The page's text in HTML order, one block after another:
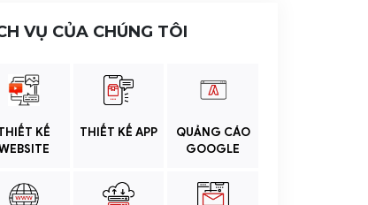
VỤ CỦA CHÚNG TÔI
KẾ
THIẾT KẾ APP
QUẢNG CÁO
GOOGLE